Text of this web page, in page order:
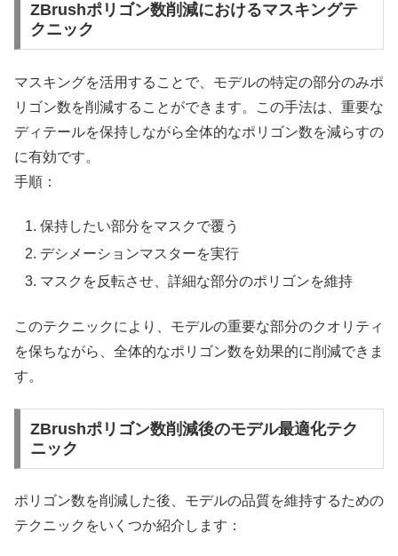
ZBrushポリゴン数削減におけるマスキングテ
クニック
マスキングを活用することで、モデルの特定の部分のみポ
リゴン数を削減することができます。この手法は、重要な
ディテールを保持しながら全体的なポリゴン数を減らすの
に有効です。
手順：
保持したい部分をマスクで覆う
デシメーションマスターを実行
マスクを反転させ、詳細な部分のポリゴンを維持
このテクニックにより、モデルの重要な部分のクオリティ
を保ちながら、全体的なポリゴン数を効果的に削減できま
す。
ZBrushポリゴン数削減後のモデル最適化テク
ニック
ポリゴン数を削減した後、モデルの品質を維持するための
テクニックをいくつか紹介します：